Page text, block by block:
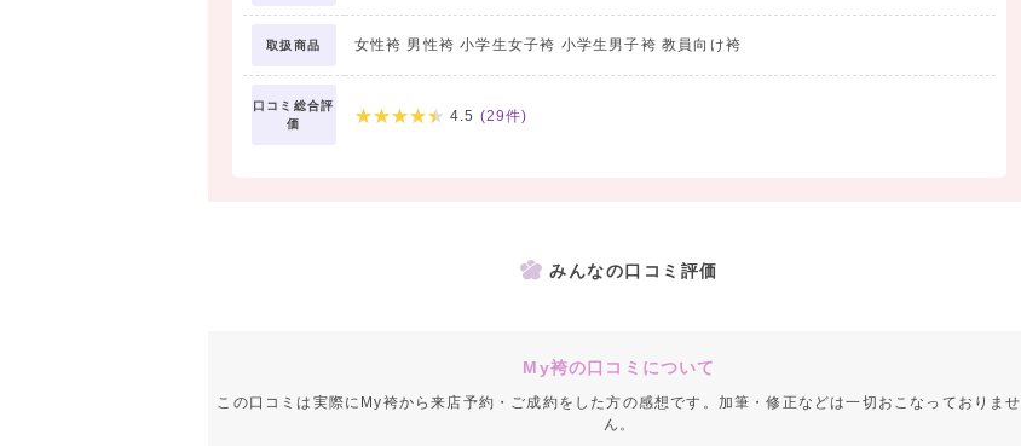
取扱商品 女性袴 男性袴 小学生女子袴 小学生男子袴 教員向け袴
口コミ総合評
価
4.5 (29件)
みんなの口コミ評価
My袴の口コミについて
この口コミは実際にMy袴から来店予約・ご成約をした方の感想です。加筆・修正などは一切おこなっておりませ
ん。